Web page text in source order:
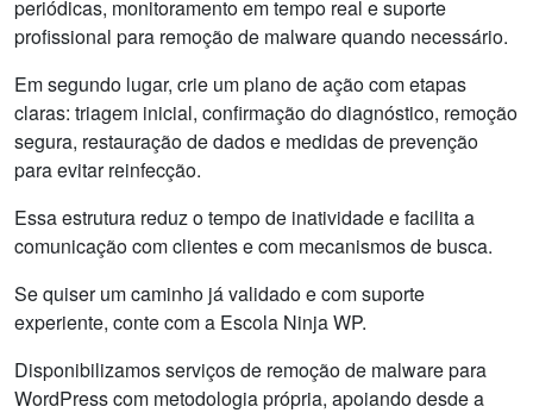
periódicas, monitoramento em tempo real e suporte
profissional para remoção de malware quando necessário.
Em segundo lugar, crie um plano de ação com etapas
claras: triagem inicial, confirmação do diagnóstico, remoção
segura, restauração de dados e medidas de prevenção
para evitar reinfecção.
Essa estrutura reduz o tempo de inatividade e facilita a
comunicação com clientes e com mecanismos de busca.
Se quiser um caminho já validado e com suporte
experiente, conte com a Escola Ninja WP.
Disponibilizamos serviços de remoção de malware para
WordPress com metodologia própria, apoiando desde a